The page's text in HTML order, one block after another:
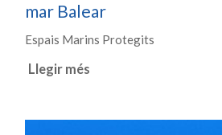
mar Balear
Espais Marins Protegits
Llegir més